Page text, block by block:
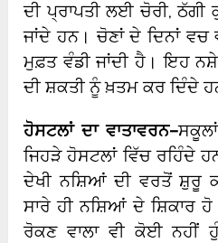
ਦੀ ਪ੍ਰਾਪਤੀ ਲਈ ਚੋਰੀ,
ਜਾਂਦੇ ਹਨ। ਚੋਣਾਂ ਦੇ ਦਿਨਾਂ ਵਚ
ਮੁਫ਼ਤ ਵੰਡੀ ਜਾਂਦੀ ਹੈ। ਇਹ
ਦੀ ਸ਼ਕਤੀ ਨੂੰ ਖ਼ਤਮ ਕਰ ਦਿੰਦੇ
ਹੋਸਟਲਾਂ ਦਾ ਵਾਤਾਵਰਨ–ਸਕੂਲਾਂ
ਜਿਹੜੇ ਹੋਸਟਲਾਂ ਵਿੱਚ ਰਹਿੰਦੇ
ਦੇਖੀ ਨਸ਼ਿਆਂ ਦੀ ਵਰਤੋਂ ਸ਼ੁਰੂ
ਸਾਰੇ ਹੀ ਨਸ਼ਿਆਂ ਦੇ ਸ਼ਿਕਾਰ
ਰੋਕਣ ਵਾਲਾ ਵੀ ਕੋਈ ਨਹੀਂ